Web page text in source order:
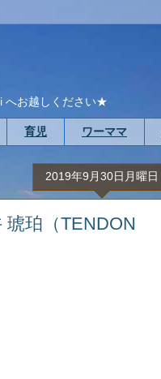
へお越しください★
育児 ワーママ
2019年9月30日月曜日
珀（TENDON